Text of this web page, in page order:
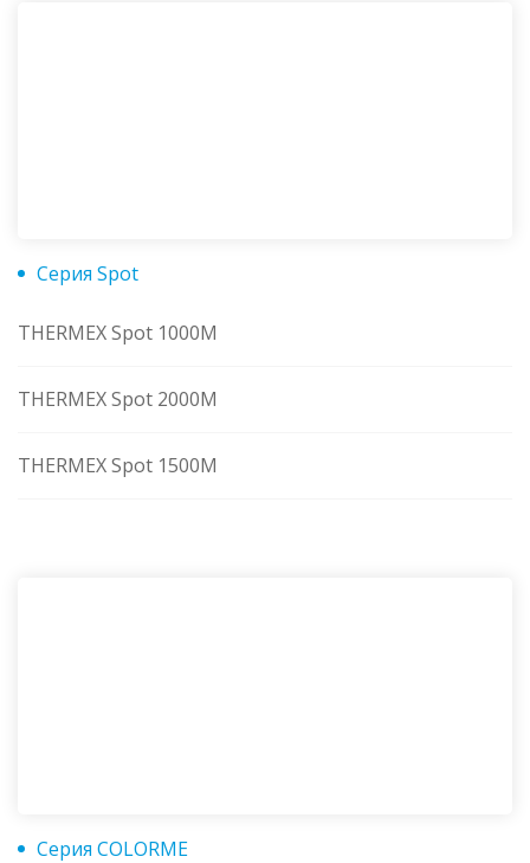
Серия Spot
THERMEX Spot 1000M
THERMEX Spot 2000M
THERMEX Spot 1500M
Серия COLORME